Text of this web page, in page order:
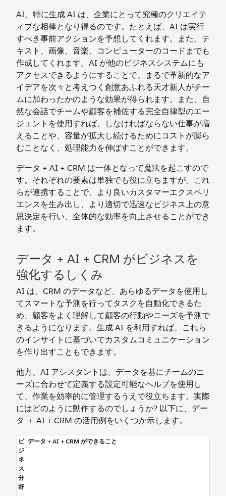
AI、特に生成 AI は、企業にとって究極のクリエイテ
ィブな相棒となり得るのです。たとえば、AI は実行
すべき事前アクションを予想してくれます。また、テ
キスト、画像、音楽、コンピューターのコードまでも
作成してくれます。AI が他のビジネスシステムにも
アクセスできるようにすることで、まるで革新的なア
イデアを次々と考えつく創意あふれる天才新人がチー
ムに加わったかのような効果が得られます。また、自
然な会話でチームや顧客を補佐する完全自律型のエー
ジェントを使用すれば、しなければならない仕事が増
えることや、容量が拡大し続けるためにコストが膨ら
むことなく、処理能力を伸ばすことができます。
データ + AI + CRM は一体となって魔法を起こすので
す。それぞれの要素は単独でも役に立ちますが、これ
らが連携することで、より良いカスタマーエクスペリ
エンスを生み出し、より適切で迅速なビジネス上の意
思決定を行い、全体的な効率を向上させることができ
ます。
データ + AI + CRM がビジネスを
強化するしくみ
AI は、CRM のデータなど、あらゆるデータを使用し
てスマートな予測を行ってタスクを自動化できるた
め、顧客をよく理解して顧客の行動やニーズを予測で
きるようになります。生成 AI を利用すれば、これら
のインサイトに基づいてカスタムコミュニケーション
を作り出すこともできます。
他方、AI アシスタントは、データを基にチームのニ
ーズに合わせて定義する設定可能なヘルプを使用し
て、作業を効率的に管理するうえで役立ちます。実際
にはどのように動作するのでしょうか? 以下に、デー
タ ＋ AI + CRM の活用例をいくつか示します。
ビ
ジ
ネ
ス
分
野
データ + AI + CRM ができること